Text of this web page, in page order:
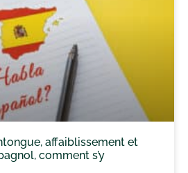
affaiblissement et
comment s’y